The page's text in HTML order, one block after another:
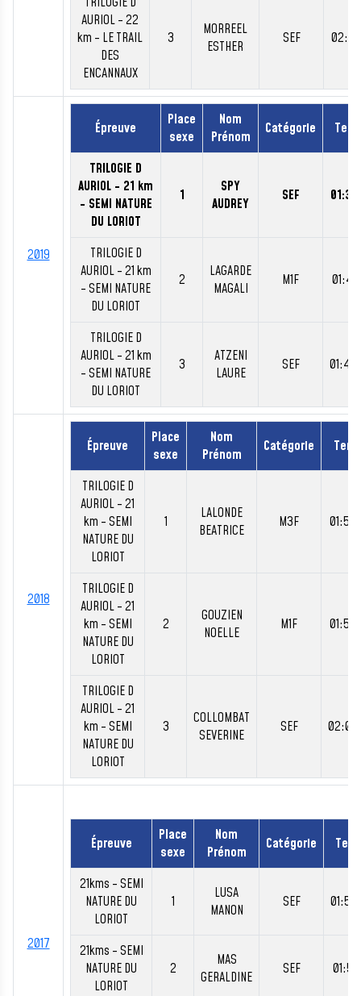
AURIOL - 22
km - LE TRAIL
DES
ENCANNAUX
3
MORREEL
ESTHER
SEF
2019
Épreuve
Place
sexe
Nom
Prénom
Catégorie
TRILOGIE D
AURIOL - 21 km
- SEMI NATURE
DU LORIOT
1
SPY
AUDREY
SEF
TRILOGIE D
AURIOL - 21 km
- SEMI NATURE
DU LORIOT
2
LAGARDE
MAGALI
M1F
TRILOGIE D
AURIOL - 21 km
- SEMI NATURE
DU LORIOT
3
ATZENI
LAURE
SEF
2018
Épreuve
Place
sexe
Nom
Prénom
Catégorie
TRILOGIE D
AURIOL - 21
km - SEMI
NATURE DU
LORIOT
1
LALONDE
BEATRICE
M3F
TRILOGIE D
AURIOL - 21
km - SEMI
NATURE DU
LORIOT
2
GOUZIEN
NOELLE
M1F
TRILOGIE D
AURIOL - 21
km - SEMI
NATURE DU
LORIOT
3
COLLOMBAT
SEVERINE
SEF
2017
Épreuve
Place
sexe
Nom
Prénom
Catégorie
21kms - SEMI
NATURE DU
LORIOT
1
LUSA
MANON
SEF
21kms - SEMI
NATURE DU
LORIOT
2
MAS
GERALDINE
SEF